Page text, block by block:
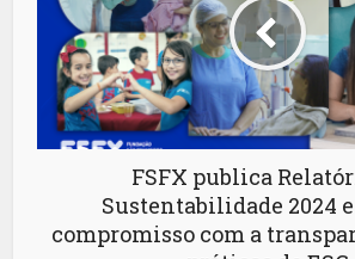
FSFX publica
Sustentabilidade 2024
compromisso com a